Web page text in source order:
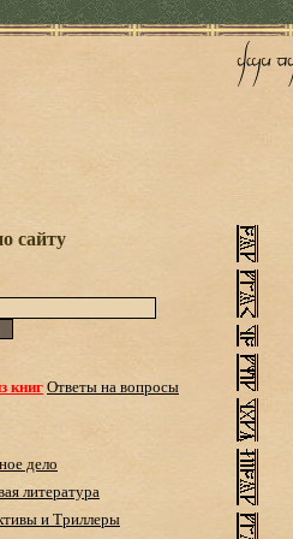
сайту
книгОтветы на вопросы
дело
литература
и Триллеры